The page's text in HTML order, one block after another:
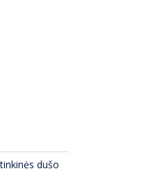
dušo